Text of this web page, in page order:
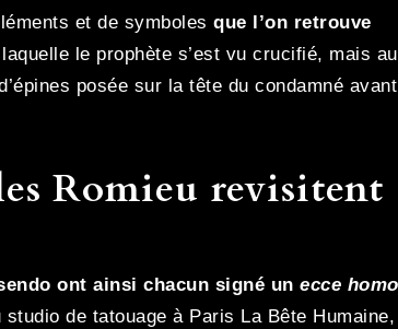
et de symboles que l’on retrouve
le prophète s’est vu crucifié, mais
posée sur la tête du condamné
Romieu revisitent
ont ainsi chacun signé un ecce homo
de tatouage à Paris La Bête Humaine,